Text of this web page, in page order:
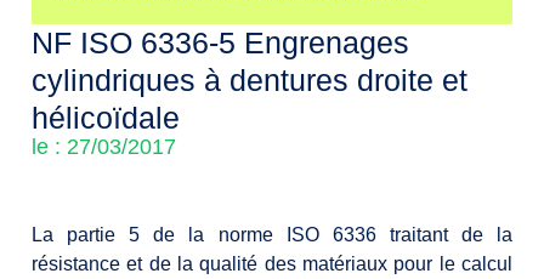
NF ISO 6336-5 Engrenages
cylindriques à dentures droite et
hélicoïdale
le : 27/03/2017
La partie 5 de la norme ISO 6336 traitant de la
résistance et de la qualité des matériaux pour le calcul